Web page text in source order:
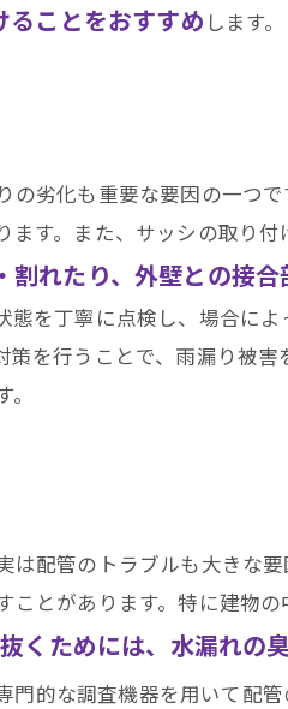
ことをおすすめ します。
劣化も重要な要因の一つ
す。また、サッシの取り
れたり、外壁との接
を丁寧に点検し、場合に
を行うことで、雨漏り被
配管のトラブルも大きな
とがあります。特に建物
くためには、水漏れの
門的な調査機器を用いて配